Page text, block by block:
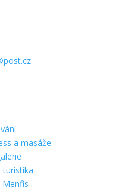
a masáže
turistika
Menfis